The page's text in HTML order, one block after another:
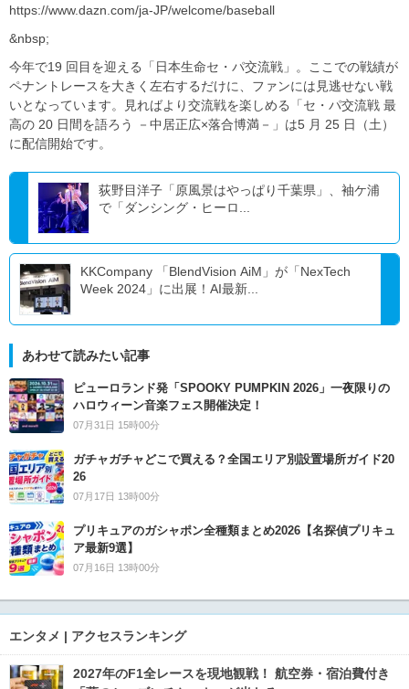
https://www.dazn.com/ja-JP/welcome/baseball
&nbsp;
今年で19 回目を迎える「日本生命セ・パ交流戦」。ここでの戦績が
ペナントレースを大きく左右するだけに、ファンには見逃せない戦
いとなっています。見ればより交流戦を楽しめる「セ・パ交流戦 最
高の 20 日間を語ろう －中居正広×落合博満－」は5 月 25 日（土）
に配信開始です。
荻野目洋子「原風景はやっぱり千葉県」、袖ケ浦
で「ダンシング・ヒーロ...
KKCompany 「BlendVision AiM」が「NexTech
Week 2024」に出展！AI最新...
あわせて読みたい記事
ピューロランド発「SPOOKY PUMPKIN 2026」一夜限りの
ハロウィーン音楽フェス開催決定！
07月31日 15時00分
ガチャガチャどこで買える？全国エリア別設置場所ガイド20
26
07月17日 13時00分
プリキュアのガシャポン全種類まとめ2026【名探偵プリキュ
ア最新9選】
07月16日 13時00分
エンタメ | アクセスランキング
2027年のF1全レースを現地観戦！ 航空券・宿泊費付き